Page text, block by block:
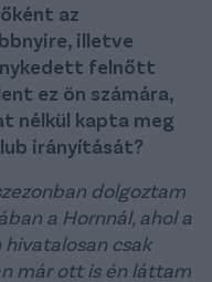
az
illetve
felnőtt
ez ön számára,
nélkül kapta meg
irányítását?
dolgoztam
a Hornnál, ahol a
csak
már ott is én láttam